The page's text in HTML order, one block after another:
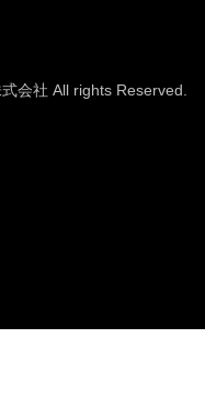
会社 All rights Reserved.